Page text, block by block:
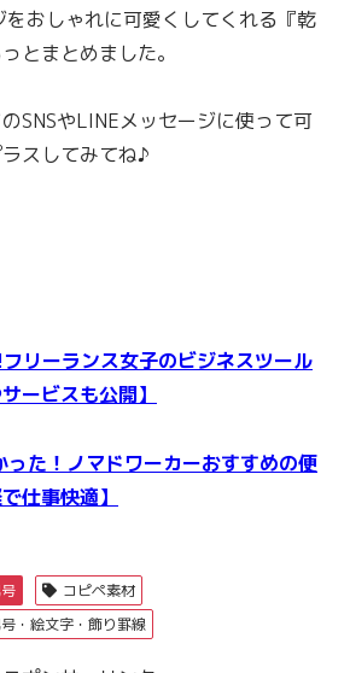
おしゃれに可愛くしてくれる『乾
とまとめました。
SNSやLINEメッセージに使って可
スしてみてね♪
リーランス女子のビジネスツール
ービスも公開】
た！ノマドワーカーおすすめの便
仕事快適】
コピペ素材
・絵文字・飾り罫線